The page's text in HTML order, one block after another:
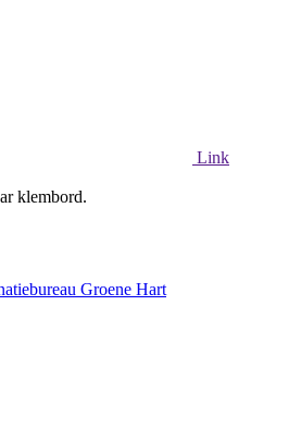
Link
klembord.
Groene Hart